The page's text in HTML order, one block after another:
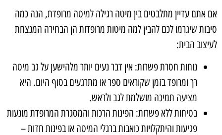
אם אתם עדיין מתלבטים בין מיטה רגילה למיטה מרופדת, הנה כמה
סיבות שיגרמו לכם להבין למה מיטות מרופדות הן הבחירה המנצחת
לעיצוב הבית:
נוחות חסרת פשרות: אין דבר נעים יותר מלהישען על גב מיטה
רך ומרופד בזמן שקוראים ספר או מתרגעים בסוף היום. היא
מציעה תמיכה מושלמת לגב ולראש.
בטיחות ללא פשרות: הפינות הרכות והמסגרת המרופדת מונעות
פגיעות והיתקלויות כואבות ברגלי המיטה או בפינות חדות –